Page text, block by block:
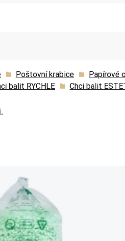
Poštovní krabice
Papírové
balit RYCHLE Chci balit